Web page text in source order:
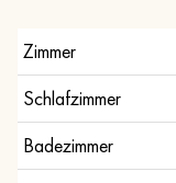
Zimmer
Schlafzimmer
Badezimmer